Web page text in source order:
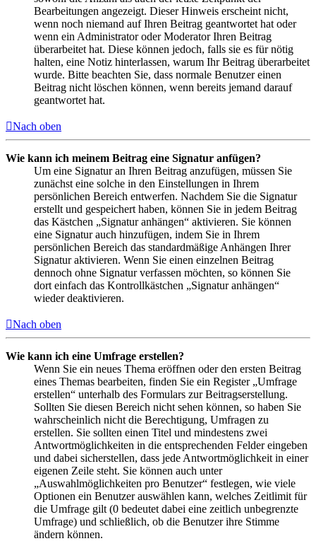
Bearbeitungen angezeigt. Dieser Hinweis erscheint nicht,
wenn noch niemand auf Ihren Beitrag geantwortet hat oder
wenn ein Administrator oder Moderator Ihren Beitrag
überarbeitet hat. Diese können jedoch, falls sie es für nötig
halten, eine Notiz hinterlassen, warum Ihr Beitrag überarbeitet
wurde. Bitte beachten Sie, dass normale Benutzer einen
Beitrag nicht löschen können, wenn bereits jemand darauf
geantwortet hat.
Nach oben
Wie kann ich meinem Beitrag eine Signatur anfügen?
Um eine Signatur an Ihren Beitrag anzufügen, müssen Sie
zunächst eine solche in den Einstellungen in Ihrem
persönlichen Bereich entwerfen. Nachdem Sie die Signatur
erstellt und gespeichert haben, können Sie in jedem Beitrag
das Kästchen „Signatur anhängen“ aktivieren. Sie können
eine Signatur auch hinzufügen, indem Sie in Ihrem
persönlichen Bereich das standardmäßige Anhängen Ihrer
Signatur aktivieren. Wenn Sie einen einzelnen Beitrag
dennoch ohne Signatur verfassen möchten, so können Sie
dort einfach das Kontrollkästchen „Signatur anhängen“
wieder deaktivieren.
Nach oben
Wie kann ich eine Umfrage erstellen?
Wenn Sie ein neues Thema eröffnen oder den ersten Beitrag
eines Themas bearbeiten, finden Sie ein Register „Umfrage
erstellen“ unterhalb des Formulars zur Beitragserstellung.
Sollten Sie diesen Bereich nicht sehen können, so haben Sie
wahrscheinlich nicht die Berechtigung, Umfragen zu
erstellen. Sie sollten einen Titel und mindestens zwei
Antwortmöglichkeiten in die entsprechenden Felder eingeben
und dabei sicherstellen, dass jede Antwortmöglichkeit in einer
eigenen Zeile steht. Sie können auch unter
„Auswahlmöglichkeiten pro Benutzer“ festlegen, wie viele
Optionen ein Benutzer auswählen kann, welches Zeitlimit für
die Umfrage gilt (0 bedeutet dabei eine zeitlich unbegrenzte
Umfrage) und schließlich, ob die Benutzer ihre Stimme
ändern können.